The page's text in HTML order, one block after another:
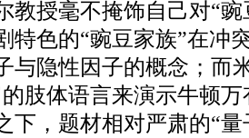
教授毫不掩饰自己对“
特色的“豌豆家族”在冲
与隐性因子的概念；而
肢体语言来演示牛顿
下，题材相对严肃的“